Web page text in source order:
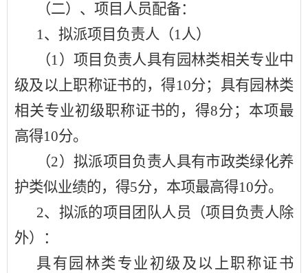
（二）、项目人员配备：
1、拟派项目负责人（1人）
（1）项目负责人具有园林类相关专业中
级及以上职称证书的，得10分；具有园林类
相关专业初级职称证书的，得8分；本项最
高得10分。
（2）拟派项目负责人具有市政类绿化养
护类似业绩的，得5分，本项最高得10分。
2、拟派的项目团队人员（项目负责人除
外）：
具有园林类专业初级及以上职称证书